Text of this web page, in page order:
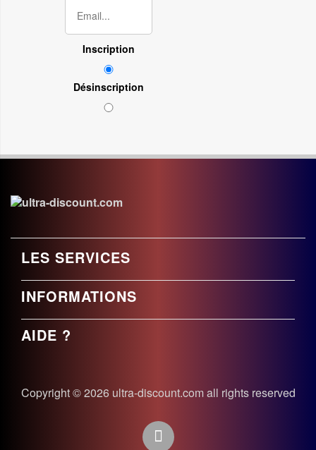
Inscription
Désinscription
LES SERVICES
INFORMATIONS
AIDE ?
Copyright © 2026 ultra-discount.com all rights reserved